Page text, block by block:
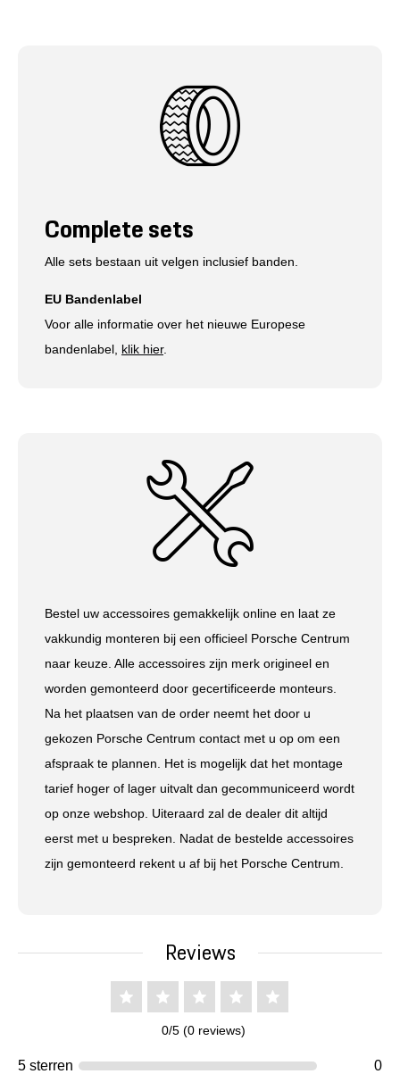
Complete sets
Alle sets bestaan uit velgen inclusief banden.
EU Bandenlabel
Voor alle informatie over het nieuwe Europese
bandenlabel, klik hier.
Bestel uw accessoires gemakkelijk online en laat ze
vakkundig monteren bij een officieel Porsche Centrum
naar keuze. Alle accessoires zijn merk origineel en
worden gemonteerd door gecertificeerde monteurs.
Na het plaatsen van de order neemt het door u
gekozen Porsche Centrum contact met u op om een
afspraak te plannen. Het is mogelijk dat het montage
tarief hoger of lager uitvalt dan gecommuniceerd wordt
op onze webshop. Uiteraard zal de dealer dit altijd
eerst met u bespreken. Nadat de bestelde accessoires
zijn gemonteerd rekent u af bij het Porsche Centrum.
Reviews
0/5 (0 reviews)
5 sterren
0